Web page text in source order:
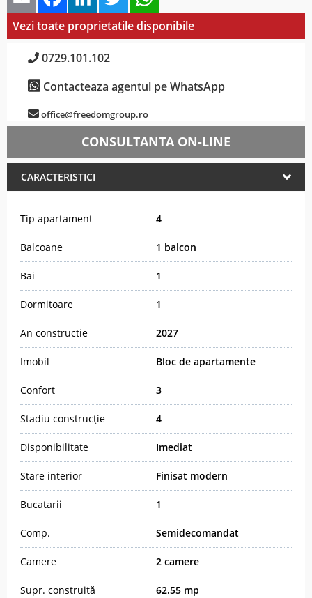
Vezi toate proprietatile disponibile
0729.101.102
Contacteaza agentul pe WhatsApp
office@freedomgroup.ro
CONSULTANTA ON-LINE
CARACTERISTICI
Tip apartament 4
Balcoane 1 balcon
Bai 1
Dormitoare 1
An constructie 2027
Imobil Bloc de apartamente
Confort 3
Stadiu construcție 4
Disponibilitate Imediat
Stare interior Finisat modern
Bucatarii 1
Comp. Semidecomandat
Camere 2 camere
Supr. construită 62.55 mp